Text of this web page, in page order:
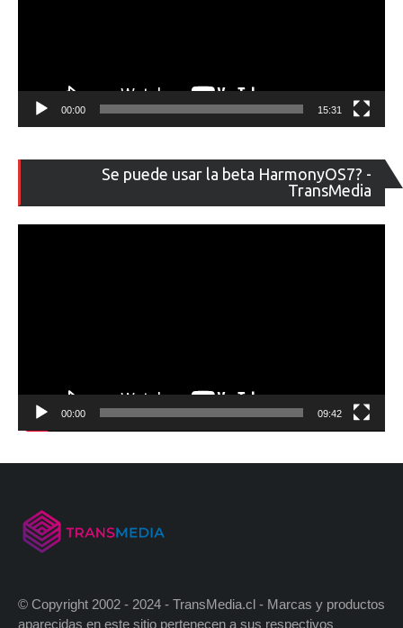
00:00 15:31
Se puede usar la beta HarmonyOS7? -
TransMedia
de
00:00 09:42
© Copyright 2002 - 2024 - TransMedia.cl - Marcas y productos
aparecidas en este sitio pertenecen a sus respectivos